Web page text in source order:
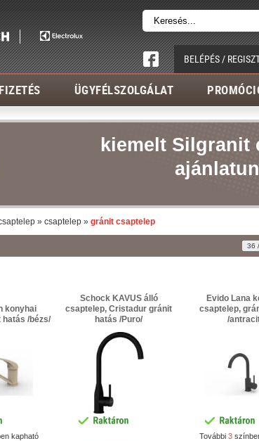
ÜGYFÉLSZOLGÁLAT
BELÉPÉS /
kiemelt Silgranit
» csaptelep» gránit csaptelep
36
konyhai
/bézs/
kapható
Schock KAVUS álló
csaptelep, Cristadur gránit
hatás /Puro/
Evido Lana
csaptelep,
/
További 3